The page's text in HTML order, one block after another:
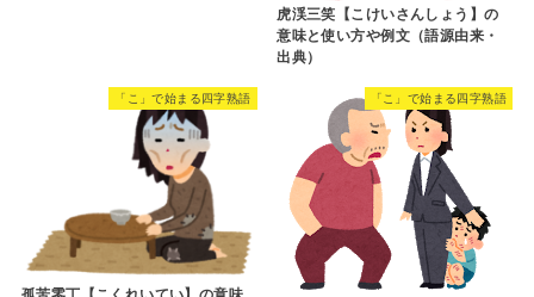
虎渓三笑【こけいさんしょう】の
意味と使い方や例文（語源由来・
出典）
「こ」で始まる四字熟語 「こ」で始まる四字熟語